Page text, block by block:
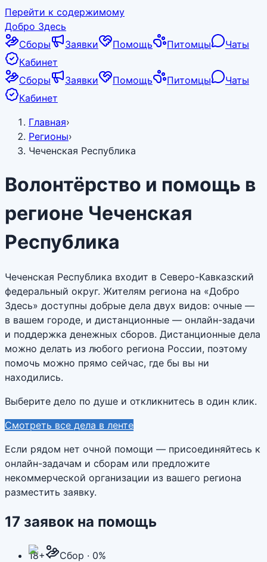
Перейти к содержимому
Добро Здесь
Сборы
Заявки Помощь Питомцы
Чаты
Кабинет
Сборы
Заявки Помощь Питомцы
Чаты
Кабинет
Главная›
Регионы›
Чеченская Республика
Волонтёрство и помощь в
регионе Чеченская
Республика
Чеченская Республика входит в Северо-Кавказский
федеральный округ. Жителям региона на «Добро
Здесь» доступны добрые дела двух видов: очные —
в вашем городе, и дистанционные — онлайн-задачи
и поддержка денежных сборов. Дистанционные дела
можно делать из любого региона России, поэтому
помочь можно прямо сейчас, где бы вы ни
находились.
Выберите дело по душе и откликнитесь в один клик.
Смотреть все дела в ленте
Если рядом нет очной помощи — присоединяйтесь к
онлайн-задачам и сборам или предложите
некоммерческой организации из вашего региона
разместить заявку.
17 заявок на помощь
18+ Сбор · 0%